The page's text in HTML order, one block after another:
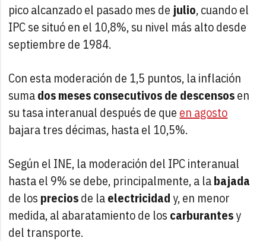
pico alcanzado el pasado mes de julio, cuando el
IPC se situó en el 10,8%, su nivel más alto desde
septiembre de 1984.
Con esta moderación de 1,5 puntos, la inflación
sumados meses consecutivos de descensosen
su tasa interanual después de que en agosto
bajara tres décimas, hasta el 10,5%.
Según el INE, la moderación del IPC interanual
hasta el 9% se debe, principalmente, a labajada
de los preciosde laelectricidady, en menor
medida, al abaratamiento de los carburantesy
del transporte.